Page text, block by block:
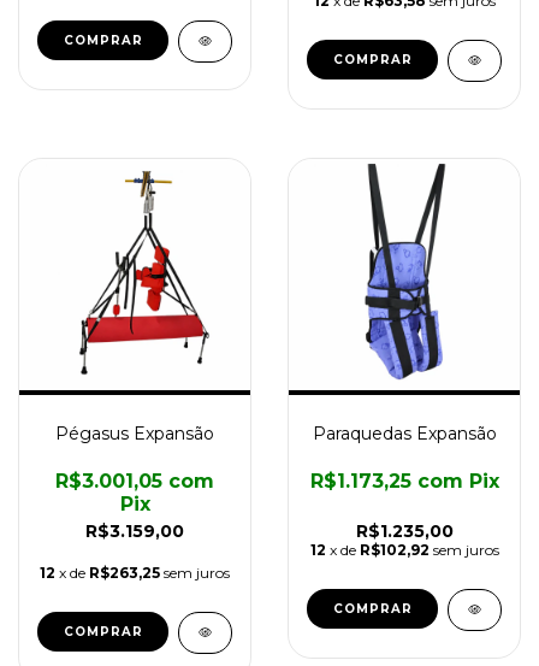
Pégasus Expansão
R$3.159,00
R$3.001,05 com
Pix
12 x de R$263,25 sem juros
Paraquedas Expansão
R$1.235,00
R$1.173,25 com Pix
12 x de R$102,92 sem juros
COMPRAR